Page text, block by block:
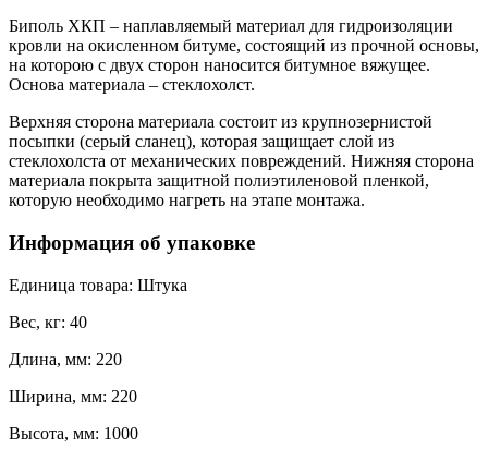
Биполь ХКП – наплавляемый материал для гидроизоляции
кровли на окисленном битуме, состоящий из прочной основы,
на которою с двух сторон наносится битумное вяжущее.
Основа материала – стеклохолст.
Верхняя сторона материала состоит из крупнозернистой
посыпки (серый сланец), которая защищает слой из
стеклохолста от механических повреждений. Нижняя сторона
материала покрыта защитной полиэтиленовой пленкой,
которую необходимо нагреть на этапе монтажа.
Информация об упаковке
Единица товара: Штука
Вес, кг: 40
Длина, мм: 220
Ширина, мм: 220
Высота, мм: 1000